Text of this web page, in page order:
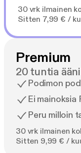
30 vrk ilmainen
Sitten 7,99 € /
Premium
20 tuntia
Podimon
Ei
Peru milloin
30 vrk ilmainen
Sitten 9,99 € /